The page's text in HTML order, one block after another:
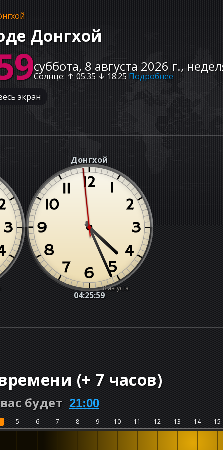
Донгхой
суббота, 8 августа 2026 г.,
Солнце: ↑05:35↓18:25Подробнее
экран
Донгхой
04:26:00
8 августа
(+7 часов)
будет 21:00
5 6 7 8 9 10 11 12 13 14 15